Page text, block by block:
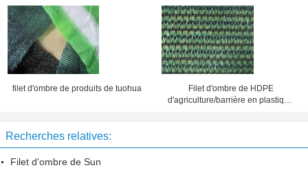
serre chaude/de balcon ou toit de
parking
chaude/jardin de tissu d'ombre
pour la protection de Sun d'usine
filet d'ombre de produits de tuohua
Filet d'ombre de HDPE
d'agriculture/barrière en plastique
Recherches relatives:
Filet d'ombre de Sun